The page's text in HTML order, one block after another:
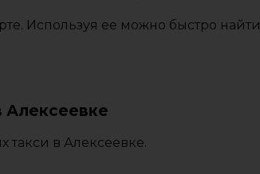
Используя ее можно быстро найти
Алексеевке
такси в Алексеевке.